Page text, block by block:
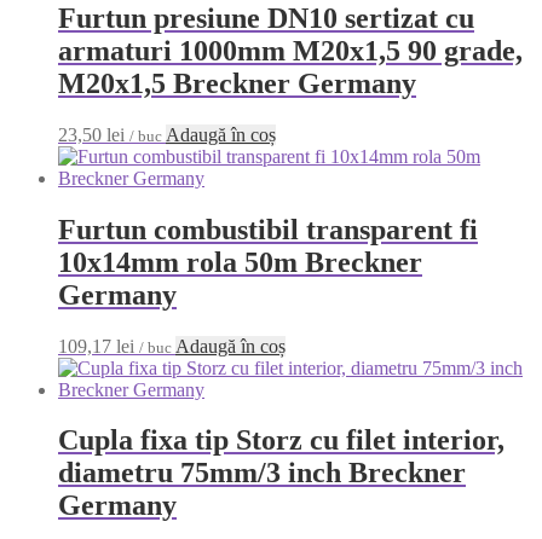
Furtun presiune DN10 sertizat cu
armaturi 1000mm M20x1,5 90 grade,
M20x1,5 Breckner Germany
23,50 lei / buc Adaugă în coș
Furtun combustibil transparent fi
10x14mm rola 50m Breckner
Germany
109,17 lei / buc Adaugă în coș
Cupla fixa tip Storz cu filet interior,
diametru 75mm/3 inch Breckner
Germany